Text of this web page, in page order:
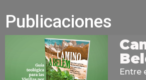
Publicaciones
Entre